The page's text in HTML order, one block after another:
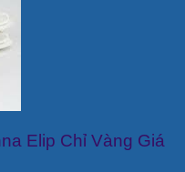
Elip Chỉ Vàng Giá